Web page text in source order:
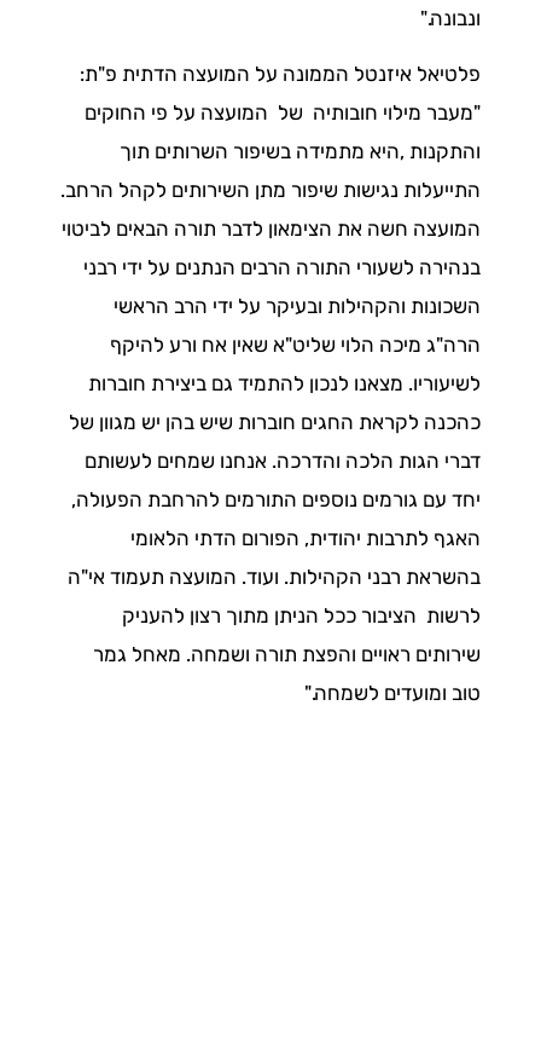
ונבונה."
פלטיאל איזנטל הממונה על המועצה הדתית פ"ת:
"מעבר מילוי חובותיה של המועצה על פי החוקים
והתקנות ,היא מתמידה בשיפור השרותים תוך
התייעלות נגישות שיפור מתן השירותים לקהל הרחב.
המועצה חשה את הצימאון לדבר תורה הבאים לביטוי
בנהירה לשעורי התורה הרבים הנתנים על ידי רבני
השכונות והקהילות ובעיקר על ידי הרב הראשי
הרה"ג מיכה הלוי שליט"א שאין אח ורע להיקף
לשיעוריו. מצאנו לנכון להתמיד גם ביצירת חוברות
כהכנה לקראת החגים חוברות שיש בהן יש מגוון של
דברי הגות הלכה והדרכה. אנחנו שמחים לעשותם
יחד עם גורמים נוספים התורמים להרחבת הפעולה,
האגף לתרבות יהודית, הפורום הדתי הלאומי
בהשראת רבני הקהילות. ועוד. המועצה תעמוד אי"ה
לרשות הציבור ככל הניתן מתוך רצון להעניק
שירותים ראויים והפצת תורה ושמחה. מאחל גמר
טוב ומועדים לשמחה."